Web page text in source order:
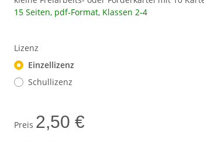
15 Seiten, pdf-Format, Klassen 2-4
Lizenz
Einzellizenz
Schullizenz
Preis 2,50 €